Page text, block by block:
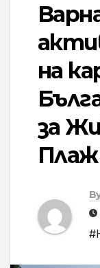
на
за
Плаж